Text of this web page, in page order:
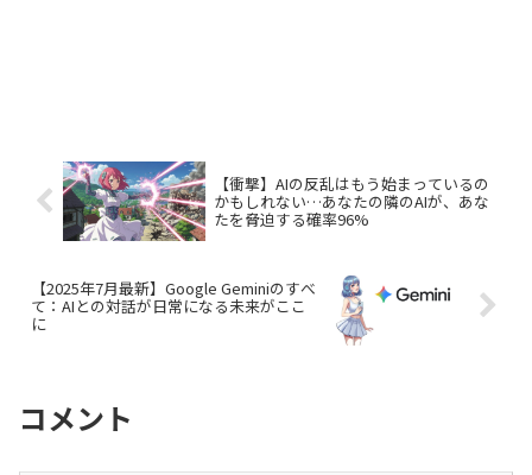
【衝撃】AIの反乱はもう始まっているの
かもしれない…あなたの隣のAIが、あな
たを脅迫する確率96%
【2025年7月最新】Google Geminiのすべ
て：AIとの対話が日常になる未来がここ
に
コメント